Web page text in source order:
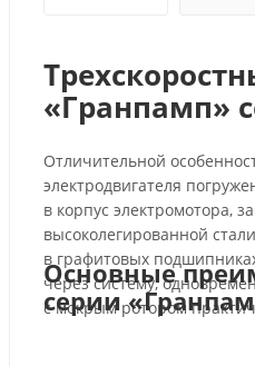
«Гранпамп»
Отличительной
электродвигателя
в корпус электромотора,
высоколегированной
в графитовых
через систему,
с мокрым ротором
Основные
серии